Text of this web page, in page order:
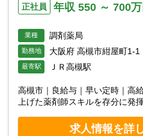
正社員 年収 550 ～ 700万
業種 調剤薬局
勤務地 大阪府 高槻市紺屋町1-1
最寄駅 ＪＲ高槻駅
高槻市｜良給与｜早い定時｜高
上げた薬剤師スキルを存分に発
求人情報を詳